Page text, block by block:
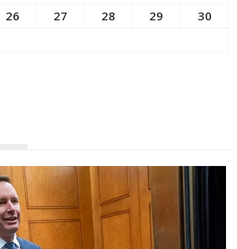
26 27 28 29
30